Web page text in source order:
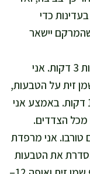
כדי
יישאר
לאיירפרייר: אני מחממת ל-200 מעלות 3 דקות. אני
זית על הטבעות,
מסדרת בשכבה אחת, ומבשלת 8–10 דקות. באמצע אני
מכל הצדדים.
220 מעלות עם טורבו. אני מרפדת
את הטבעות